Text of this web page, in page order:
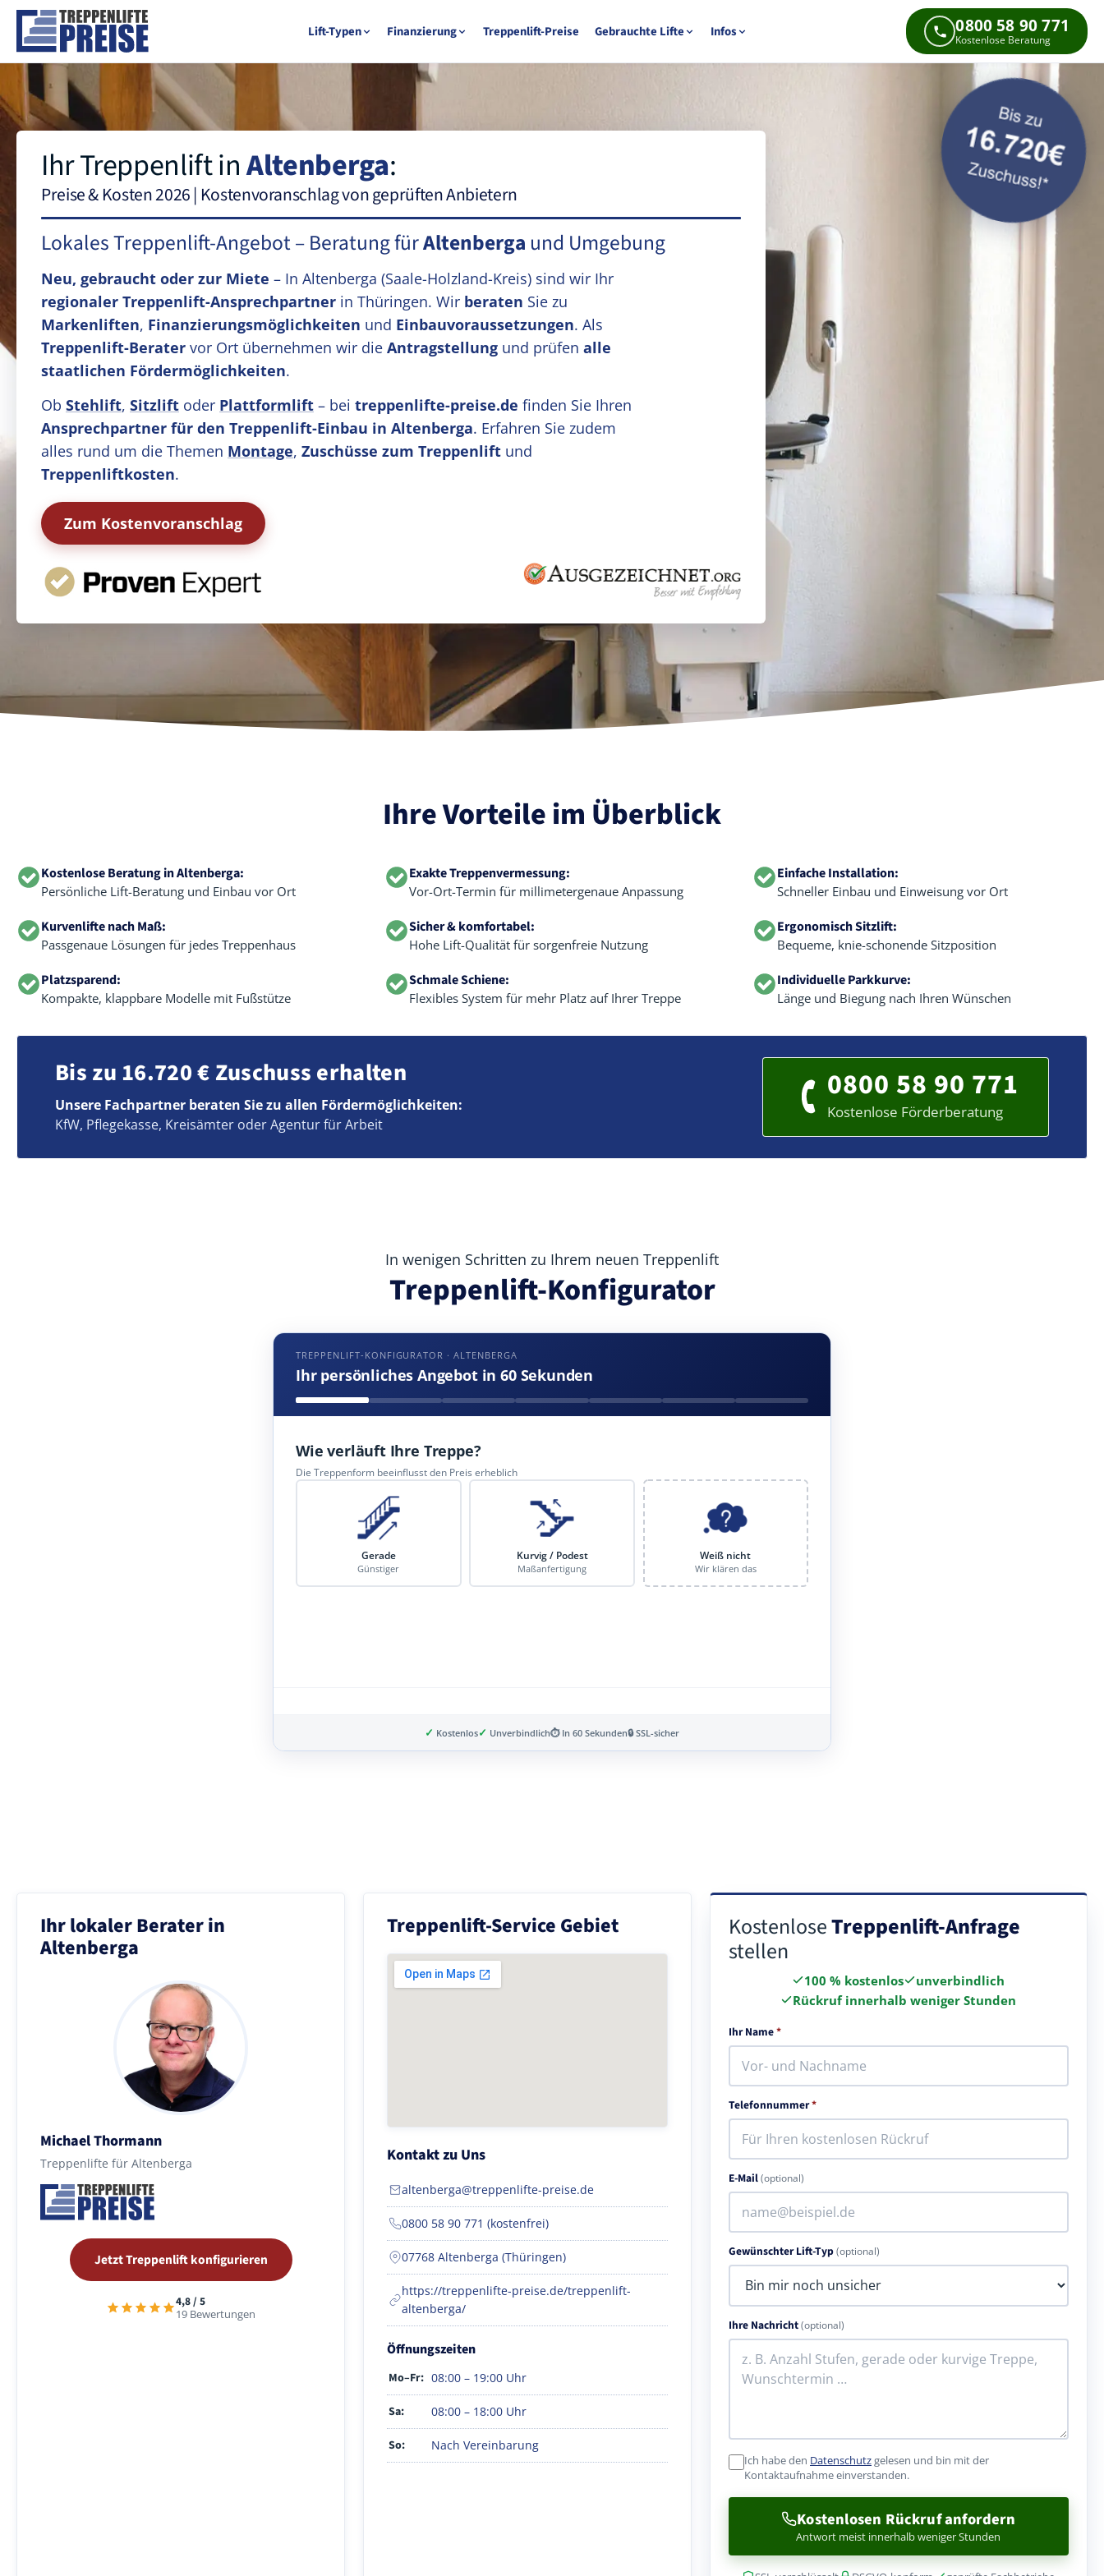
Lift-Typen Finanzierung Treppenlift-Preise Gebrauchte Lifte Infos 0800 58 90 771
Kostenlose Beratung
Ihr Treppenlift inAltenberga:
Preise & Kosten 2026 | Kostenvoranschlag von geprüften Anbietern
Lokales Treppenlift-Angebot – Beratung fürAltenberga und Umgebung
Neu, gebraucht oder zur Miete – In Altenberga (Saale-Holzland-Kreis) sind wir Ihr
regionaler Treppenlift-Ansprechpartner in Thüringen. Wir beraten Sie zu
Markenliften, Finanzierungsmöglichkeiten und Einbauvoraussetzungen. Als
Treppenlift-Berater vor Ort übernehmen wir die Antragstellung und prüfen alle
staatlichen Fördermöglichkeiten.
Ob Stehlift, Sitzlift oder Plattformlift – bei treppenlifte-preise.de finden Sie Ihren
Ansprechpartner für den Treppenlift-Einbau in Altenberga. Erfahren Sie zudem
alles rund um die Themen Montage, Zuschüsse zum Treppenlift und
Treppenliftkosten.
Zum Kostenvoranschlag
Ihre Vorteile im Überblick
Kostenlose Beratung in Altenberga:
Persönliche Lift-Beratung und Einbau vor Ort
Exakte Treppenvermessung:
Vor-Ort-Termin für millimetergenaue Anpassung
Einfache Installation:
Schneller Einbau und Einweisung vor Ort
Kurvenlifte nach Maß:
Passgenaue Lösungen für jedes Treppenhaus
Sicher & komfortabel:
Hohe Lift-Qualität für sorgenfreie Nutzung
Ergonomisch Sitzlift:
Bequeme, knie-schonende Sitzposition
Platzsparend:
Kompakte, klappbare Modelle mit Fußstütze
Schmale Schiene:
Flexibles System für mehr Platz auf Ihrer Treppe
Individuelle Parkkurve:
Länge und Biegung nach Ihren Wünschen
Bis zu 16.720 € Zuschuss erhalten
Unsere Fachpartner beraten Sie zu allen Fördermöglichkeiten:
KfW, Pflegekasse, Kreisämter oder Agentur für Arbeit
0800 58 90 771
Kostenlose Förderberatung
In wenigen Schritten zu Ihrem neuen Treppenlift
Treppenlift-Konfigurator
TREPPENLIFT-KONFIGURATOR · ALTENBERGA
Ihr persönliches Angebot in 60 Sekunden
Wie verläuft Ihre Treppe?
Die Treppenform beeinflusst den Preis erheblich
Gerade
Günstiger
Kurvig / Podest
Maßanfertigung
Weiß nicht
Wir klären das
✓ Kostenlos✓ Unverbindlich⏱ In 60 Sekunden🔒 SSL-sicher
Ihr lokaler Berater in
Altenberga
Michael Thormann
Treppenlifte für Altenberga
Jetzt Treppenlift konfigurieren
4,8 / 5
19 Bewertungen
Treppenlift-Service Gebiet
Kontakt zu Uns
altenberga@treppenlifte-preise.de
0800 58 90 771 (kostenfrei)
07768 Altenberga (Thüringen)
https://treppenlifte-preise.de/treppenlift-
altenberga/
Öffnungszeiten
Mo–Fr: 08:00 – 19:00 Uhr
Sa: 08:00 – 18:00 Uhr
So: Nach Vereinbarung
KostenloseTreppenlift-Anfrage
stellen
100 % kostenlos
unverbindlich
Rückruf innerhalb weniger Stunden
Ihr Name*
Telefonnummer*
E-Mail(optional)
Gewünschter Lift-Typ(optional)
Ihre Nachricht(optional)
Ich habe den Datenschutzgelesen und bin mit der
Kontaktaufnahme einverstanden.
Kostenlosen Rückruf anfordern
Antwort meist innerhalb weniger Stunden